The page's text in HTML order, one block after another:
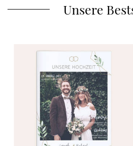
Unsere